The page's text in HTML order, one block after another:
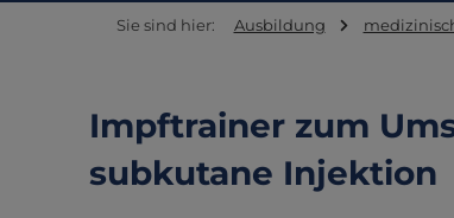
Sie sind hier: Ausbildung
Impftrainer zum
subkutane Injektion